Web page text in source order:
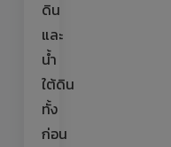
ดิน
และ
น้ำ
ใต้ดิน
ทั้ง
ก่อน